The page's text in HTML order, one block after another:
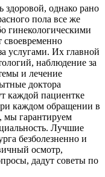
однако рано
пола все же
гинекологическими
своевременно
услугами. Их главной
наблюдение за
и лечение
доктора
каждой пациентке
каждом обращении в
, мы гарантируем
Лучшие
безболезненно и
осмотр,
дадут советы по